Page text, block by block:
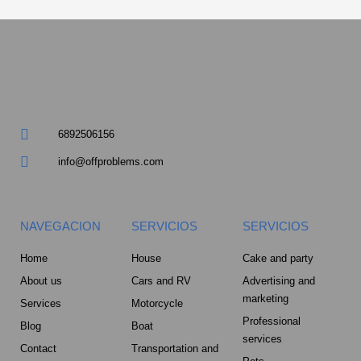
6892506156
info@offproblems.com
NAVEGACION
Home
About us
Services
Blog
Contact
SERVICIOS
House
Cars and RV
Motorcycle
Boat
Transportation and
SERVICIOS
Cake and party
Advertising and
marketing
Professional
services